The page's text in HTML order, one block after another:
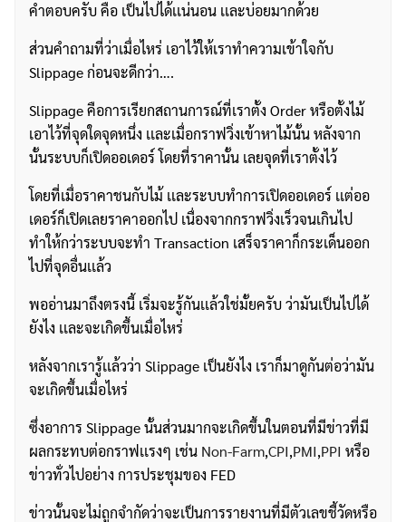
คำตอบครับ คือ เป็นไปได้เเน่นอน เเละบ่อยมากด้วย
ส่วนคำถามที่ว่าเมื่อไหร่ เอาไว้ให้เราทำความเข้าใจกับ
Slippage ก่อนจะดีกว่า….
Slippage คือการเรียกสถานการณ์ที่เราตั้ง Order หรือตั้งไม้
เอาไว้ที่จุดใดจุดหนึ่ง เเละเมื่อกราฟวิ่งเข้าหาไม้นั้น หลังจาก
นั้นระบบก็เปิดออเดอร์ โดยที่ราคานั้น เลยจุดที่เราตั้งไว้
โดยที่เมื่อราคาชนกับไม้ เเละระบบทำการเปิดออเดอร์ เเต่ออ
เดอร์ก็เปิดเลยราคาออกไป เนื่องจากกราฟวิ่งเร็วจนเกินไป
ทำให้กว่าระบบจะทำ Transaction เสร็จราคาก็กระเด็นออก
ไปที่จุดอื่นเเล้ว
พออ่านมาถึงตรงนี้ เริ่มจะรู้กันเเล้วใช่มั้ยครับ ว่ามันเป็นไปได้
ยังไง เเละจะเกิดขึ้นเมื่อไหร่
หลังจากเรารู้เเล้วว่า Slippage เป็นยังไง เราก็มาดูกันต่อว่ามัน
จะเกิดขึ้นเมื่อไหร่
ซึ่งอาการ Slippage นั้นส่วนมากจะเกิดขึ้นในตอนที่มีข่าวที่มี
ผลกระทบต่อกราฟเเรงๆ เช่น Non-Farm,CPI,PMI,PPI หรือ
ข่าวทั่วไปอย่าง การประชุมของ FED
ข่าวนั้นจะไม่ถูกจำกัดว่าจะเป็นการรายงานที่มีตัวเลขชี้วัดหรือ